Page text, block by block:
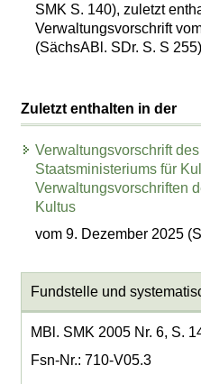
SMK S. 140), zuletzt
Verwaltungsvorschrift
(SächsABl. SDr. S. S 255)
Zuletzt enthalten in der
Verwaltungsvorschrift
Staatsministeriums für
Verwaltungsvorschriften
Kultus
vom 9. Dezember 2025
Fundstelle und
MBl. SMK 2005 Nr. 6, S.
Fsn-Nr.: 710-V05.3